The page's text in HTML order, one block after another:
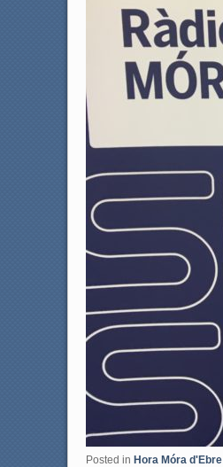
Posted in Hora Móra d'Ebre